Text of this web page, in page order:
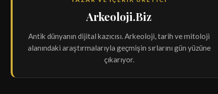
Arkeoloji.Biz
Antik dünyanın dijital kazıcısı. Arkeoloji, tarih ve mitoloji
alanındaki araştırmalarıyla geçmişin sırlarını gün yüzüne
çıkarıyor.